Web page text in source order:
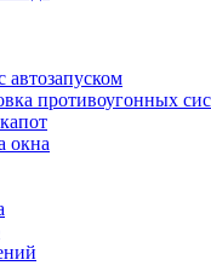
автозапуском
противоугонных
окна